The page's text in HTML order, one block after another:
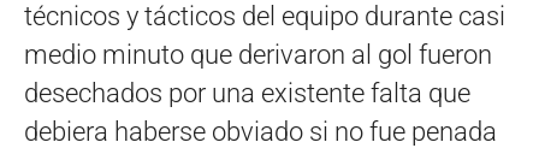
técnicos y tácticos del equipo durante casi
medio minuto que derivaron al gol fueron
desechados por una existente falta que
debiera haberse obviado si no fue penada